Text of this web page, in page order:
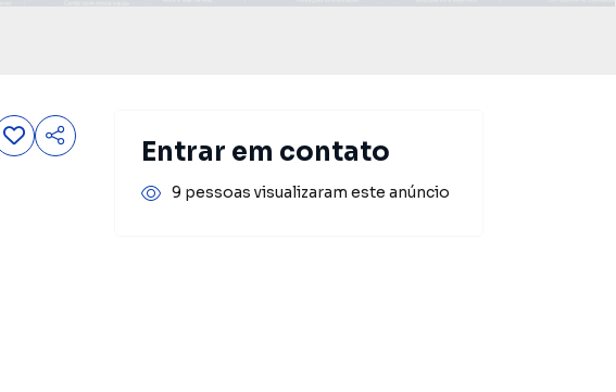
Entrar em contato
9 pessoas visualizaram este anúncio